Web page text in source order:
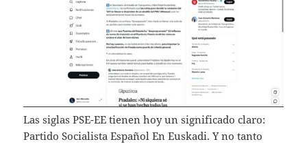
Las siglas PSE-EE tienen hoy un significado claro:
Partido Socialista Español En Euskadi. Y no tanto